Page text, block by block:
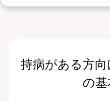
持病がある方
の